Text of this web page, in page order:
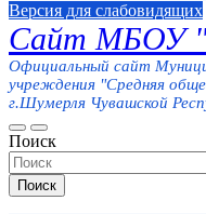
Версия для слабовидящих
Сайт
Официальный сайт
учреждения "Средняя
г.Шумерля Чувашской
Поиск
Поиск